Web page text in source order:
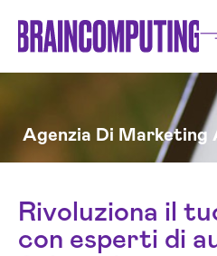
Agenzia Di Marketing
Rivoluziona il
con esperti di